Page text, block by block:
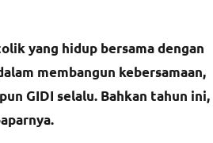
yang hidup bersama dengan
membangun kebersamaan,
GIDI selalu. Bahkan tahun ini,